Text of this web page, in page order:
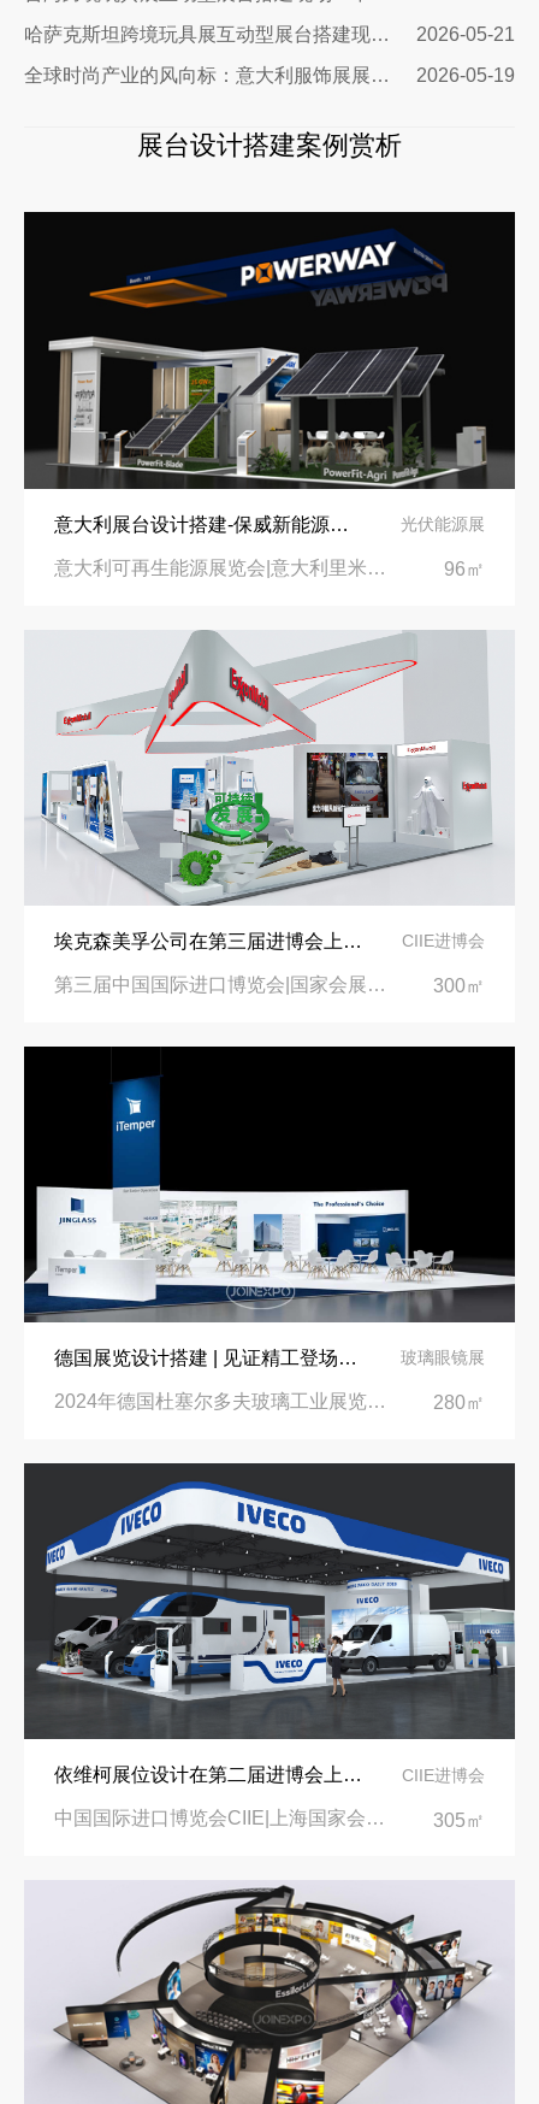
哈萨克斯坦跨境玩具展互动型展台搭建现场｜从图纸到落地，打造中亚流量标杆展台
2026-05-21
全球时尚产业的风向标：意大利服饰展展台设计公司
2026-05-19
展台设计搭建案例赏析
意大利展台设计搭建-保威新能源在意大利里米尼会展中心推出最新产品-中励展览设计策划公司 光伏能源展
意大利可再生能源展览会|意大利里米尼会展中心 96㎡
埃克森美孚公司在第三届进博会上展示非凡的展台搭建设计 CIIE进博会
第三届中国国际进口博览会|国家会展中心 300㎡
德国展览设计搭建 | 见证精工登场玻璃工业展览会 Glasstec 2024 玻璃眼镜展
2024年德国杜塞尔多夫玻璃工业展览会Glasstec|德国杜塞尔多夫会展中心 280㎡
依维柯展位设计在第二届进博会上吸引万千瞩目 CIIE进博会
中国国际进口博览会CIIE|上海国家会展中心 305㎡